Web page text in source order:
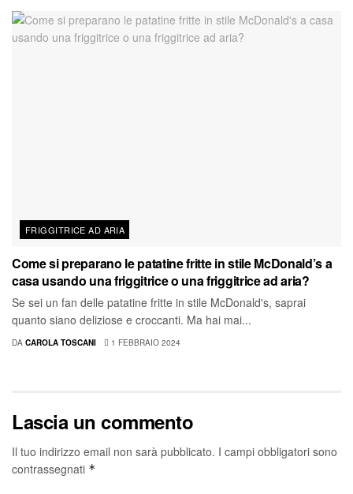
FRIGGITRICE AD ARIA
Come si preparano le patatine fritte in stile McDonald’s a
casa usando una friggitrice o una friggitrice ad aria?
Se sei un fan delle patatine fritte in stile McDonald's, saprai
quanto siano deliziose e croccanti. Ma hai mai...
DA CAROLA TOSCANI 1 FEBBRAIO 2024
Lascia un commento
Il tuo indirizzo email non sarà pubblicato. I campi obbligatori sono
contrassegnati *